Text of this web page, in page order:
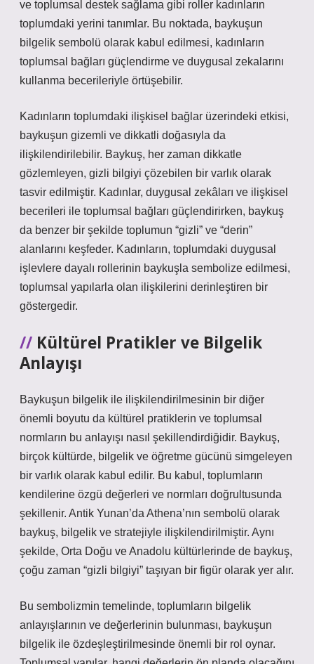
ve toplumsal destek sağlama gibi roller kadınların
toplumdaki yerini tanımlar. Bu noktada, baykuşun
bilgelik sembolü olarak kabul edilmesi, kadınların
toplumsal bağları güçlendirme ve duygusal zekalarını
kullanma becerileriyle örtüşebilir.
Kadınların toplumdaki ilişkisel bağlar üzerindeki etkisi,
baykuşun gizemli ve dikkatli doğasıyla da
ilişkilendirilebilir. Baykuş, her zaman dikkatle
gözlemleyen, gizli bilgiyi çözebilen bir varlık olarak
tasvir edilmiştir. Kadınlar, duygusal zekâları ve ilişkisel
becerileri ile toplumsal bağları güçlendirirken, baykuş
da benzer bir şekilde toplumun “gizli” ve “derin”
alanlarını keşfeder. Kadınların, toplumdaki duygusal
işlevlere dayalı rollerinin baykuşla sembolize edilmesi,
toplumsal yapılarla olan ilişkilerini derinleştiren bir
göstergedir.
Kültürel Pratikler ve Bilgelik
Anlayışı
Baykuşun bilgelik ile ilişkilendirilmesinin bir diğer
önemli boyutu da kültürel pratiklerin ve toplumsal
normların bu anlayışı nasıl şekillendirdiğidir. Baykuş,
birçok kültürde, bilgelik ve öğretme gücünü simgeleyen
bir varlık olarak kabul edilir. Bu kabul, toplumların
kendilerine özgü değerleri ve normları doğrultusunda
şekillenir. Antik Yunan’da Athena’nın sembolü olarak
baykuş, bilgelik ve stratejiyle ilişkilendirilmiştir. Aynı
şekilde, Orta Doğu ve Anadolu kültürlerinde de baykuş,
çoğu zaman “gizli bilgiyi” taşıyan bir figür olarak yer alır.
Bu sembolizmin temelinde, toplumların bilgelik
anlayışlarının ve değerlerinin bulunması, baykuşun
bilgelik ile özdeşleştirilmesinde önemli bir rol oynar.